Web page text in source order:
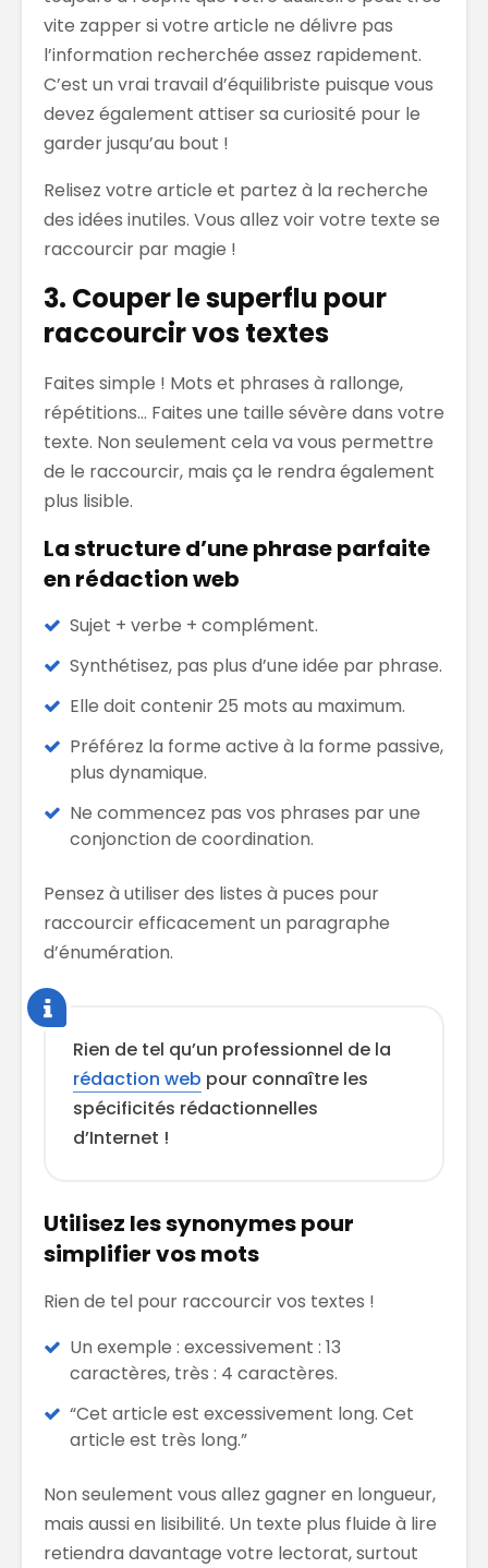
vite zapper si votre article ne délivre pas
l’information recherchée assez rapidement.
C’est un vrai travail d’équilibriste puisque vous
devez également attiser sa curiosité pour le
garder jusqu’au bout !
Relisez votre article et partez à la recherche
des idées inutiles. Vous allez voir votre texte se
raccourcir par magie !
3. Couper le superflu pour
raccourcir vos textes
Faites simple ! Mots et phrases à rallonge,
répétitions… Faites une taille sévère dans votre
texte. Non seulement cela va vous permettre
de le raccourcir, mais ça le rendra également
plus lisible.
La structure d’une phrase parfaite
en rédaction web
Sujet + verbe + complément.
Synthétisez, pas plus d’une idée par phrase.
Elle doit contenir 25 mots au maximum.
Préférez la forme active à la forme passive,
plus dynamique.
Ne commencez pas vos phrases par une
conjonction de coordination.
Pensez à utiliser des listes à puces pour
raccourcir efficacement un paragraphe
d’énumération.
Rien de tel qu’un professionnel de la
rédaction web pour connaître les
spécificités rédactionnelles
d’Internet !
Utilisez les synonymes pour
simplifier vos mots
Rien de tel pour raccourcir vos textes !
Un exemple : excessivement : 13
caractères, très : 4 caractères.
“Cet article est excessivement long. Cet
article est très long.”
Non seulement vous allez gagner en longueur,
mais aussi en lisibilité. Un texte plus fluide à lire
retiendra davantage votre lectorat, surtout